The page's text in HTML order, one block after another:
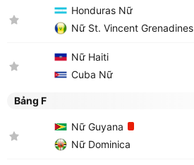
Honduras Nữ
Nữ St. Vincent Grenadines
Nữ Haiti
Cuba Nữ
Bảng F
Nữ Guyana
Nữ Dominica